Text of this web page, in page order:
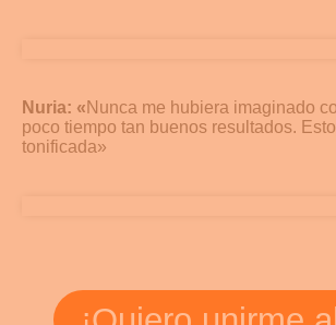
Nuria: «Nunca me hubiera imaginado
poco tiempo tan buenos resultados.
tonificada»